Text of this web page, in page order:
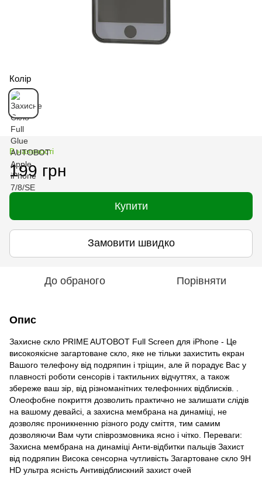
Колір
В наявності
199 грн
Купити
Замовити швидко
До обраного Порівняти
Опис
Захисне скло PRIME AUTOBOT Full Screen для iPhone - Це
високоякісне загартоване скло, яке не тільки захистить екран
Вашого телефону від подряпин і тріщин, але й порадує Вас у
плавності роботи сенсорів і тактильних відчуттях, а також
збереже ваш зір, від різноманітних телефонних відблисків. .
Олеофобне покриття дозволить практично не залишати слідів
на вашому девайсі, а захисна мембрана на динаміці, не
дозволяє проникненню різного роду сміття, тим самим
дозволяючи Вам чути співрозмовника ясно і чітко. Переваги:
Захисна мембрана на динаміці Анти-відбитки пальців Захист
від подряпин Висока сенсорна чутливість Загартоване скло 9H
HD ультра ясність Антивідблискний захист очей